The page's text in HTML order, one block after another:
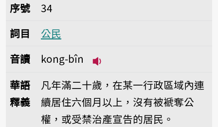
序號34公民
序號
34
詞目
公民
音讀
kong-bîn
華語
釋義
凡年滿二十歲，在某一行政區域內連
續居住六個月以上，沒有被褫奪公
權，或受禁治產宣告的居民。